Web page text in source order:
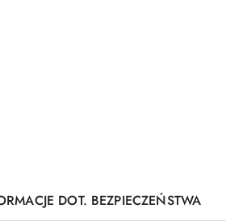
DOT. BEZPIECZEŃSTWA